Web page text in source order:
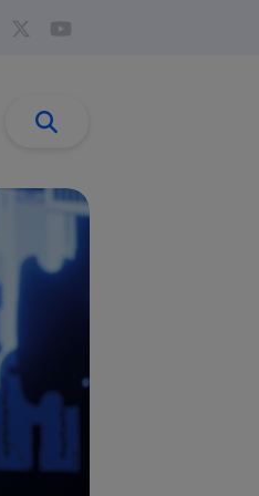
Buscar